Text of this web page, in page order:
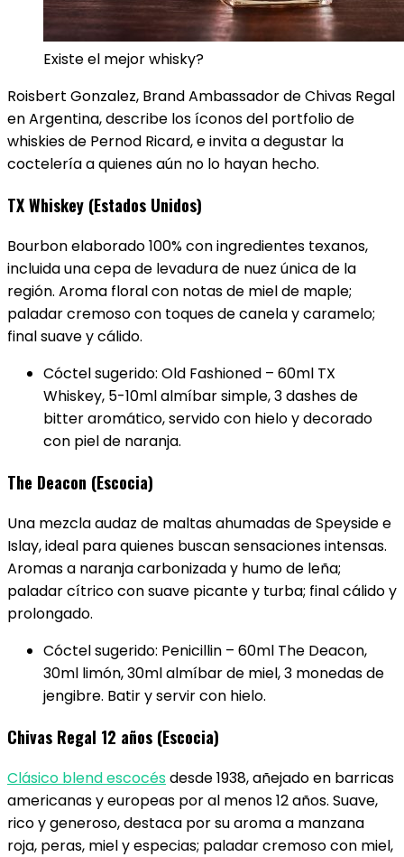
Existe el mejor whisky?
Roisbert Gonzalez, Brand Ambassador de Chivas Regal
en Argentina, describe los íconos del portfolio de
whiskies de Pernod Ricard, e invita a degustar la
coctelería a quienes aún no lo hayan hecho.
TX Whiskey (Estados Unidos)
Bourbon elaborado 100% con ingredientes texanos,
incluida una cepa de levadura de nuez única de la
región. Aroma floral con notas de miel de maple;
paladar cremoso con toques de canela y caramelo;
final suave y cálido.
Cóctel sugerido: Old Fashioned – 60ml TX
Whiskey, 5-10ml almíbar simple, 3 dashes de
bitter aromático, servido con hielo y decorado
con piel de naranja.
The Deacon (Escocia)
Una mezcla audaz de maltas ahumadas de Speyside e
Islay, ideal para quienes buscan sensaciones intensas.
Aromas a naranja carbonizada y humo de leña;
paladar cítrico con suave picante y turba; final cálido y
prolongado.
Cóctel sugerido: Penicillin – 60ml The Deacon,
30ml limón, 30ml almíbar de miel, 3 monedas de
jengibre. Batir y servir con hielo.
Chivas Regal 12 años (Escocia)
Clásico blend escocésdesde 1938, añejado en barricas
americanas y europeas por al menos 12 años. Suave,
rico y generoso, destaca por su aroma a manzana
roja, peras, miel y especias; paladar cremoso con miel,